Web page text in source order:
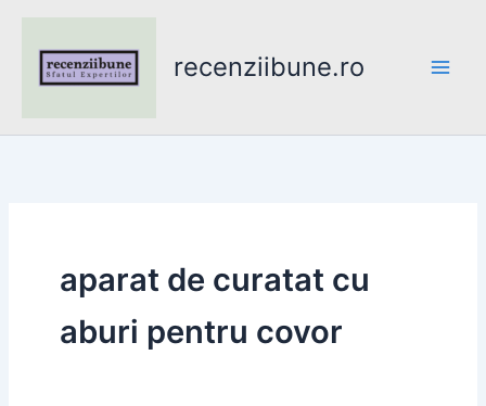
content
recenziibune.ro
aparat de curatat cu
aburi pentru covor